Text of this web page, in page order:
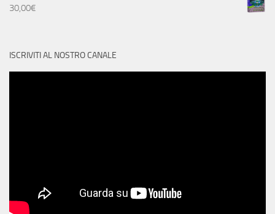
30,00€
ISCRIVITI AL NOSTRO CANALE